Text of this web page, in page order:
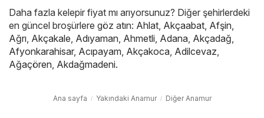
Daha fazla kelepir fiyat mı arıyorsunuz? Diğer şehirlerdeki
en güncel broşürlere göz atın: Ahlat Akçaabat Afşin
Ağrı Akçakale Adıyaman Ahmetli Adana Akçadağ
Afyonkarahisar, Acıpayam Akçakoca Adilcevaz
Ağaçören Akdağmadeni.
Ana sayfa Yakındaki Anamur Diğer Anamur